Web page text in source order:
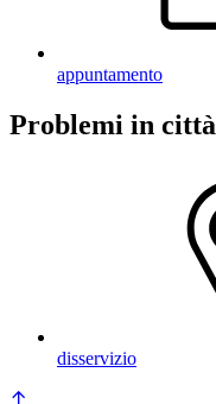
appuntamento
Problemi in città
disservizio